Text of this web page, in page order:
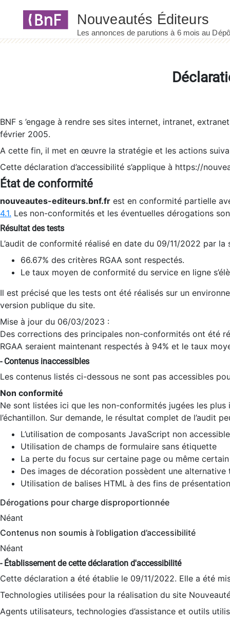
BNF s ’engage à rendre ses sites internet, intranet,
février 2005.
A cette fin, il met en œuvre la stratégie et les actions
Cette déclaration d’accessibilité s’applique à https://
État de conformité
nouveautes-editeurs.bnf.fr est en conformité partielle
4.1. Les non-conformités et les éventuelles dérogations
Résultat des tests
L’audit de conformité réalisé en date du 09/11/2022 par
66.67% des critères RGAA sont respectés.
Le taux moyen de conformité du service en ligne
Il est précisé que les tests ont été réalisés sur un
version publique du site.
Mise à jour du 06/03/2023 :
Des corrections des principales non-conformités ont été
RGAA seraient maintenant respectés à 94% et le taux
- Contenus inaccessibles
Les contenus listés ci-dessous ne sont pas accessibles
Non conformité
Ne sont listées ici que les non-conformités jugées les
l’échantillon. Sur demande, le résultat complet de l’audit
L’utilisation de composants JavaScript non
Utilisation de champs de formulaire sans étiquette
La perte du focus sur certaine page ou même
Des images de décoration possèdent une alternative
Utilisation de balises HTML à des fins de
Dérogations pour charge disproportionnée
Néant
Contenus non soumis à l’obligation d’accessibilité
Néant
- Établissement de cette déclaration d'accessibilité
Cette déclaration a été établie le 09/11/2022. Elle a été
Technologies utilisées pour la réalisation du site
Agents utilisateurs, technologies d’assistance et outils